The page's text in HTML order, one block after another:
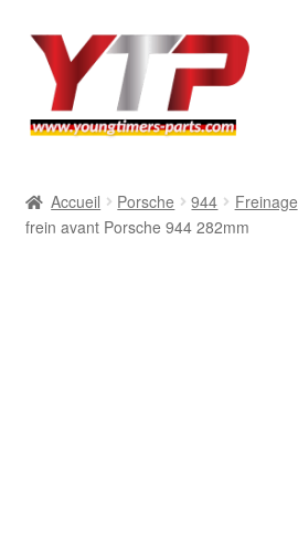
Aller
navigation
Aller
contenu
BMW
Accueil Porsche 944 Freinage
frein avant Porsche 944 282mm